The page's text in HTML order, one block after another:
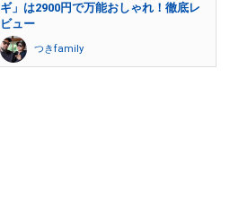
ギ」は2900円で万能おしゃれ！徹底レ
ビュー
つきfamily